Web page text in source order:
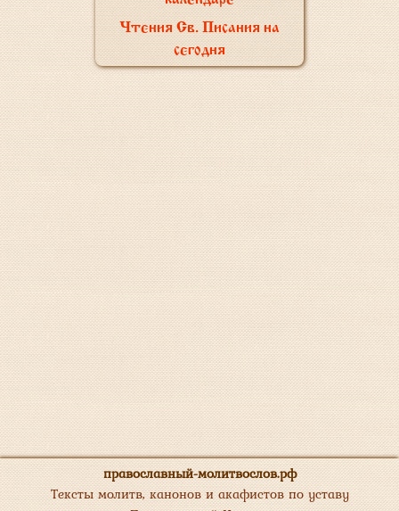
Чтения Св. Писания на
сегодня
православный-молитвослов.рф
Тексты молитв, канонов и акафистов по уставу